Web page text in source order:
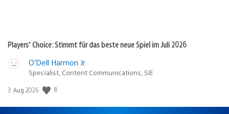
Players’ Choice: Stimmt für das beste neue Spiel im Juli 2026
O’Dell Harmon Jr.
Specialist, Content Communications, SIE
Veröffentlichungsdatum:
3. Aug 2026 8